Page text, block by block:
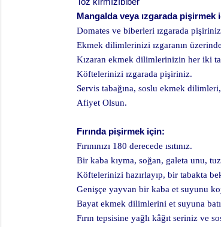
Mangalda veya ızgarada pişirmek
Domates ve biberleri ızgarada
Ekmek dilimlerinizi ızgaranın üzerinde
Kızaran ekmek dilimlerinizin her iki
Köftelerinizi ızgarada pişiriniz.
Servis tabağına, soslu ekmek
Afiyet Olsun.
Fırında pişirmek için:
Fırınınızı 180 derecede ısıtınız.
Bir kaba kıyma, soğan, galeta unu,
Köftelerinizi hazırlayıp, bir tabakta
Genişçe yayvan bir kaba et suyunu
Bayat ekmek dilimlerini et suyuna
Fırın tepsisine yağlı kâğıt seriniz ve